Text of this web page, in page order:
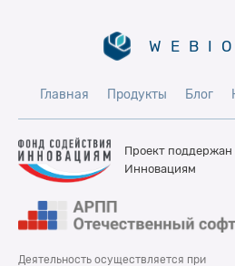
WEBIO
Главная Продукты Блог
Проект
Инновациям
Деятельность осуществляется при